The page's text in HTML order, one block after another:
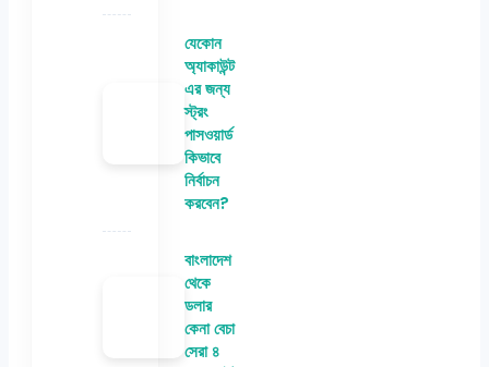
যেকোন
অ্যাকাউন্ট
এর জন্য
স্ট্রং
পাসওয়ার্ড
কিভাবে
নির্বাচন
করবেন?
বাংলাদেশ
থেকে
ডলার
কেনা বেচা
সেরা ৪